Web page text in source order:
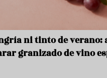
ni tinto de verano:
granizado de vino